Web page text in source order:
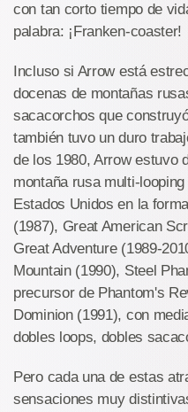
con tan corto tiempo de
palabra: ¡Franken-coaster!
Incluso si Arrow está
docenas de montañas
sacacorchos que
también tuvo un duro
de los 1980, Arrow estuvo
montaña rusa multi-
Estados Unidos en la
(1987), Great American
Great Adventure (1989-
Mountain (1990), Steel
precursor de Phantom's
Dominion (1991), con
dobles loops, dobles
Pero cada una de estas
sensaciones muy